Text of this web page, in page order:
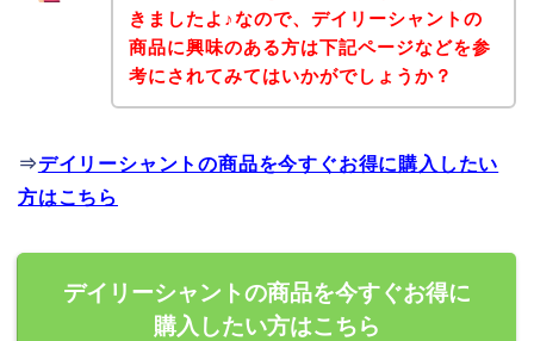
きましたよ♪なので、デイリーシャントの
商品に興味のある方は下記ページなどを参
考にされてみてはいかがでしょうか？
⇒デイリーシャントの商品を今すぐお得に購入したい
方はこちら
デイリーシャントの商品を今すぐお得に
購入したい方はこちら